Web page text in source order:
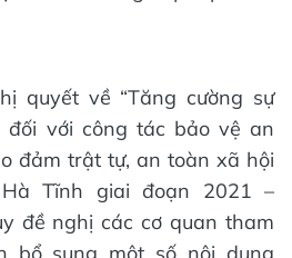
quyết về “Tăng cường sự
với công tác bảo vệ an
đảm trật tự, an toàn xã hội
Tĩnh giai đoạn 2021 –
đề nghị các cơ quan tham
bổ sung một số nội dung